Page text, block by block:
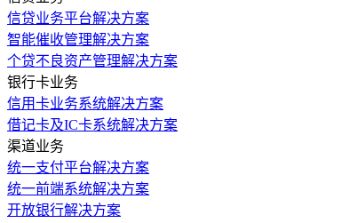
信贷业务平台解决方案
智能催收管理解决方案
个贷不良资产管理解决方案
银行卡业务
信用卡业务系统解决方案
借记卡及IC卡系统解决方案
渠道业务
统一支付平台解决方案
统一前端系统解决方案
开放银行解决方案